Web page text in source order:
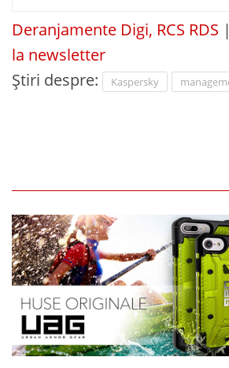
Deranjamente Digi, RCS RDS |
la newsletter
Știri despre:
Kaspersky